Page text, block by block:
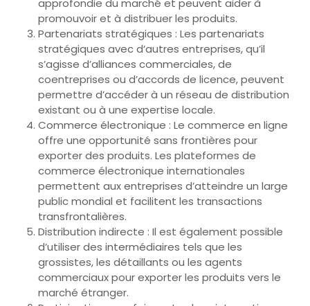
approfondie du marché et peuvent aider à
promouvoir et à distribuer les produits.
Partenariats stratégiques : Les partenariats
stratégiques avec d’autres entreprises, qu’il
s’agisse d’alliances commerciales, de
coentreprises ou d’accords de licence, peuvent
permettre d’accéder à un réseau de distribution
existant ou à une expertise locale.
Commerce électronique : Le commerce en ligne
offre une opportunité sans frontières pour
exporter des produits. Les plateformes de
commerce électronique internationales
permettent aux entreprises d’atteindre un large
public mondial et facilitent les transactions
transfrontalières.
Distribution indirecte : Il est également possible
d’utiliser des intermédiaires tels que les
grossistes, les détaillants ou les agents
commerciaux pour exporter les produits vers le
marché étranger.